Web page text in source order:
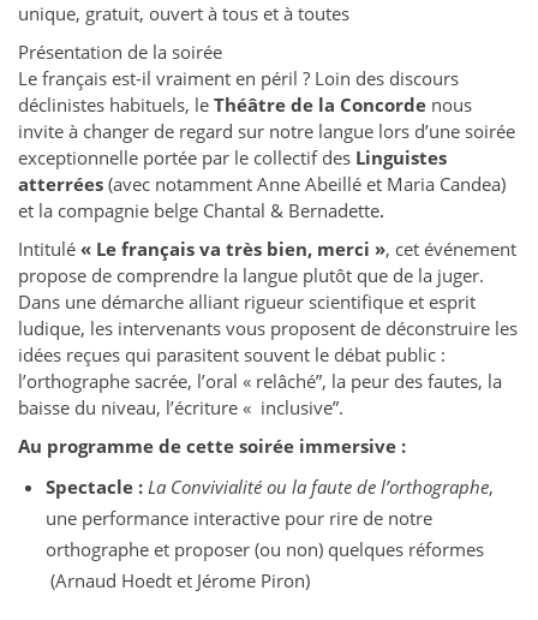
unique, gratuit, ouvert à tous et à toutes
Présentation de la soirée
Le français est-il vraiment en péril ? Loin des discours
déclinistes habituels, le Théâtre de la Concorde nous
invite à changer de regard sur notre langue lors d’une soirée
exceptionnelle portée par le collectif des Linguistes
atterrées (avec notamment Anne Abeillé et Maria Candea)
et la compagnie belge Chantal & Bernadette.
Intitulé « Le français va très bien, merci », cet événement
propose de comprendre la langue plutôt que de la juger.
Dans une démarche alliant rigueur scientifique et esprit
ludique, les intervenants vous proposent de déconstruire les
idées reçues qui parasitent souvent le débat public :
l’orthographe sacrée, l’oral « relâché”, la peur des fautes, la
baisse du niveau, l’écriture « inclusive”.
Au programme de cette soirée immersive :
Spectacle : La Convivialité ou la faute de l’orthographe,
une performance interactive pour rire de notre
orthographe et proposer (ou non) quelques réformes
(Arnaud Hoedt et Jérome Piron)